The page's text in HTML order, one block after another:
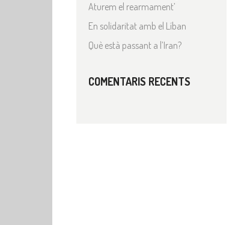
Aturem el rearmament’
En solidaritat amb el Líban
Què està passant a l’Iran?
COMENTARIS RECENTS